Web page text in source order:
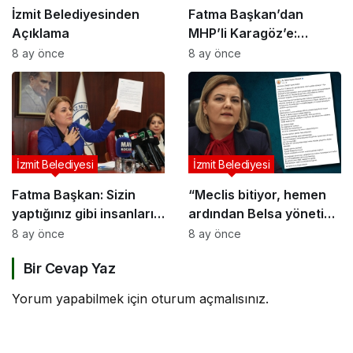
İzmit Belediyesinden
Açıklama
8 ay önce
Fatma Başkan’dan
MHP’li Karagöz’e:
Kurnaz siyasetinizi çok
iyi görüyoruz!
8 ay önce
Fatma Başkan: Sizin
yaptığınız gibi insanların
ölümüne sebep olmadık!
İzmit Belediyesi
8 ay önce
“Meclis bitiyor, hemen
ardından Belsa yönetimi
kaloriferleri açıyor”
İzmit Belediyesi
8 ay önce
Bir Cevap Yaz
Yorum yapabilmek için oturum açmalısınız.